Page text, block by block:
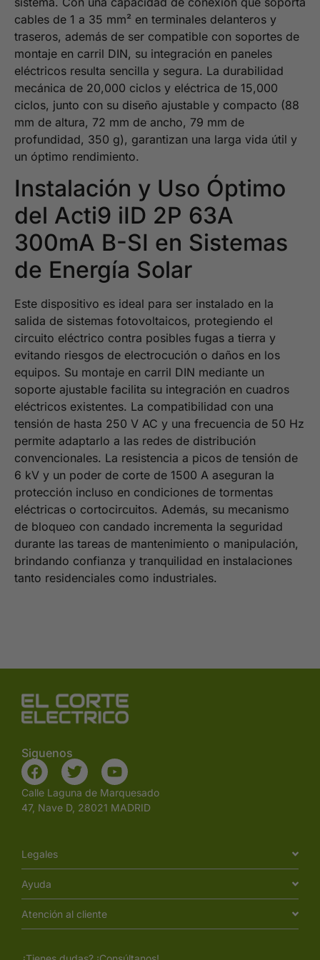
cables de 1 a 35 mm² en terminales delanteros y
traseros, además de ser compatible con soportes de
montaje en carril DIN, su integración en paneles
eléctricos resulta sencilla y segura. La durabilidad
mecánica de 20,000 ciclos y eléctrica de 15,000
ciclos, junto con su diseño ajustable y compacto (88
mm de altura, 72 mm de ancho, 79 mm de
profundidad, 350 g), garantizan una larga vida útil y
un óptimo rendimiento.
Instalación y Uso Óptimo
del Acti9 iID 2P 63A
300mA B-SI en Sistemas
de Energía Solar
Este dispositivo es ideal para ser instalado en la
salida de sistemas fotovoltaicos, protegiendo el
circuito eléctrico contra posibles fugas a tierra y
evitando riesgos de electrocución o daños en los
equipos. Su montaje en carril DIN mediante un
soporte ajustable facilita su integración en cuadros
eléctricos existentes. La compatibilidad con una
tensión de hasta 250 V AC y una frecuencia de 50 Hz
permite adaptarlo a las redes de distribución
convencionales. La resistencia a picos de tensión de
6 kV y un poder de corte de 1500 A aseguran la
protección incluso en condiciones de tormentas
eléctricas o cortocircuitos. Además, su mecanismo
de bloqueo con candado incrementa la seguridad
durante las tareas de mantenimiento o manipulación,
brindando confianza y tranquilidad en instalaciones
tanto residenciales como industriales.
Siguenos
Calle Laguna de Marquesado
47, Nave D, 28021 MADRID
Legales
Ayuda
Atención al cliente